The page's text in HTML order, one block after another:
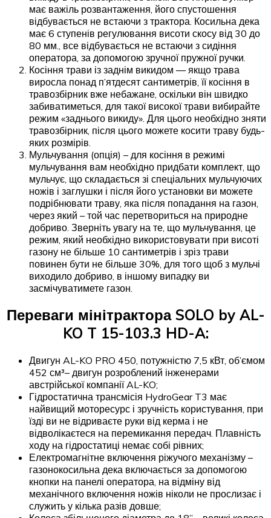
має важіль розвантаження, його спустошення
відбувається не встаючи з трактора. Косильна дека
має 6 ступенів регулювання висоти скосу від 30 до
80 мм., все відбувається не встаючи з сидіння
оператора, за допомогою зручної пружної ручки.
Косіння трави із заднім викидом — якщо трава
виросла понад п’ятдесят сантиметрів, її косіння в
травозбірник вже небажане, оскільки він швидко
забиватиметься, для такої високої трави вибирайте
режим «заднього викиду». Для цього необхідно зняти
травозбірник, після цього можете косити траву будь-
яких розмірів.
Мульчування (опція) – для косіння в режимі
мульчування вам необхідно придбати комплект, що
мульчує, що складається зі спеціальних мульчуючих
ножів і заглушки і після його установки ви можете
подрібнювати траву, яка після попадання на газон,
через який – той час перетвориться на природне
добриво. Зверніть увагу на те, що мульчування, це
режим, який необхідно використовувати при висоті
газону не більше 10 сантиметрів і зріз трави
повинен бути не більше 30%, для того щоб з мульчі
виходило добриво, в іншому випадку ви
засмічуватимете газон.
Переваги мінітрактора SOLO by AL-
KO T 15-103.3 HD-A:
Двигун AL-KO PRO 450, потужністю 7,5 кВт, об’ємом
452 см³– двигун розроблений інженерами
австрійської компанії AL-KO;
Гідростатична трансмісія HydroGear T3 має
найвищий моторесурс і зручність користування, при
їзді ви не відриваєте руки від керма і не
відволікаєтеся на перемикання передач. Плавність
ходу на гідростатиці немає собі рівних;
Електромагнітне включення ріжучого механізму –
газонокосильна дека включається за допомогою
кнопки на панелі оператора, на відміну від
механічного включення ножів ніколи не прослизає і
служить у кілька разів довше;